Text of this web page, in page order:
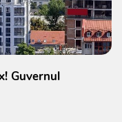
Guvernul